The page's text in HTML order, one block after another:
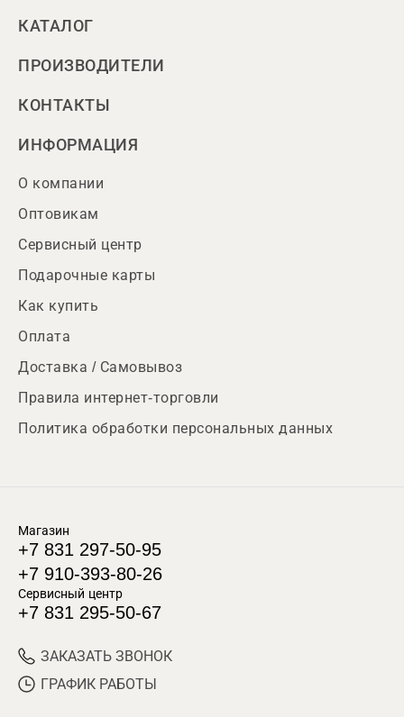
КАТАЛОГ
ПРОИЗВОДИТЕЛИ
КОНТАКТЫ
ИНФОРМАЦИЯ
О компании
Оптовикам
Сервисный центр
Подарочные карты
Как купить
Оплата
Доставка / Самовывоз
Правила интернет-торговли
Политика обработки персональных данных
Магазин
+7 831 297-50-95
+7 910-393-80-26
Сервисный центр
+7 831 295-50-67
ЗАКАЗАТЬ ЗВОНОК
ГРАФИК РАБОТЫ